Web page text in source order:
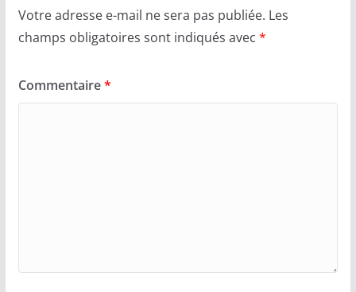
Votre adresse e-mail ne sera pas publiée. Les
champs obligatoires sont indiqués avec *
Commentaire*